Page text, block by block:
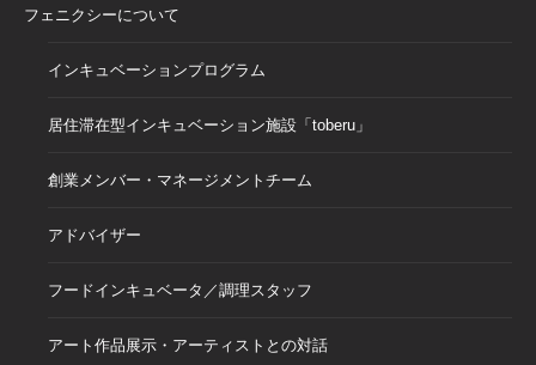
フェニクシーについて
インキュベーションプログラム
居住滞在型インキュベーション施設「toberu」
創業メンバー・マネージメントチーム
アドバイザー
フードインキュベータ／調理スタッフ
アート作品展示・アーティストとの対話